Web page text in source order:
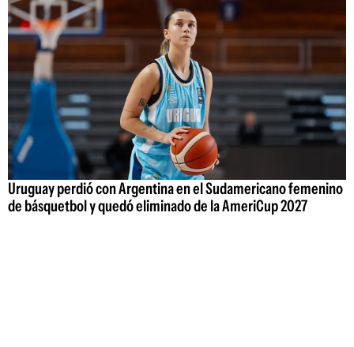
Uruguay perdió con Argentina en el Sudamericano femenino
de básquetbol y quedó eliminado de la AmeriCup 2027